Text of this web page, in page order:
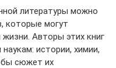
литературы можно
которые могут
Авторы этих книг
истории, химии,
сюжет их